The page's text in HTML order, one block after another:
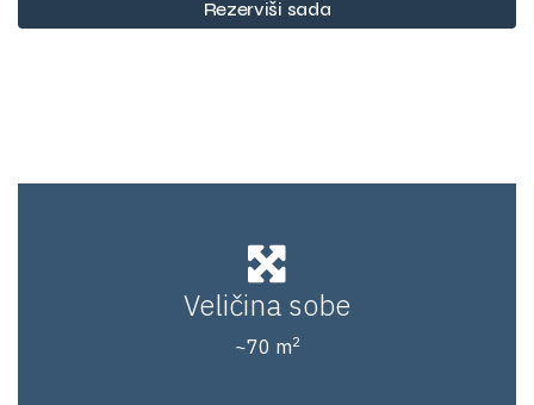
Rezerviši sada
Veličina sobe
~70 m2